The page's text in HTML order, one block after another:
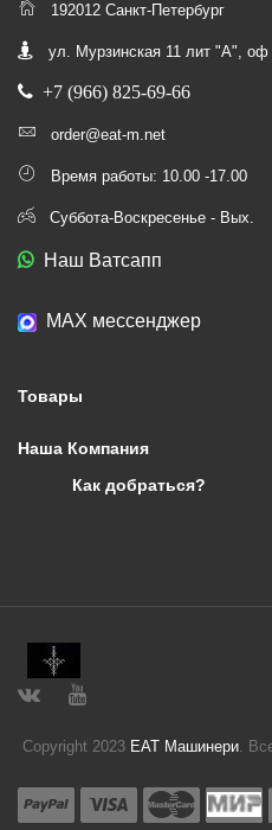
192012 Санкт-Петербург
ул. Мурзинская 11 лит "А", оф
+7 (966) 825-69-66
order@eat-m.net
Время работы: 10.00 -17.00
Суббота-Воскресенье - Вых.
Наш Ватсапп
МАХ мессенджер
Товары
Наша Компания
Как добраться?
Copyright 2023 ЕАТ Машинери.